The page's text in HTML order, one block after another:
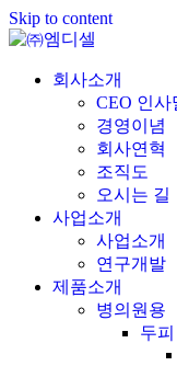
Skip to content
회사소개
CEO 인사
경영이념
회사연혁
조직도
오시는 길
사업소개
사업소개
연구개발
제품소개
병의원용
두피